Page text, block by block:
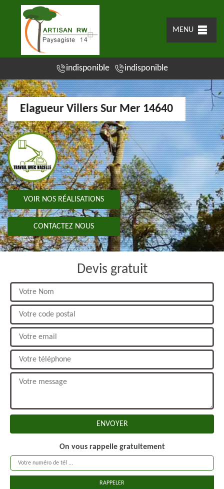
MENU
indisponible indisponible
Elagueur Villers Sur Mer 14640
VOIR NOS RÉALISATIONS
CONTACTEZ NOUS
Devis gratuit
On vous rappelle gratuitement